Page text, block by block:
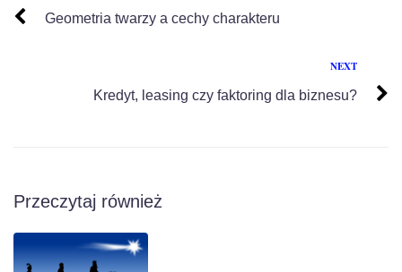
Geometria twarzy a cechy charakteru
NEXT
Kredyt, leasing czy faktoring dla biznesu?
Przeczytaj również